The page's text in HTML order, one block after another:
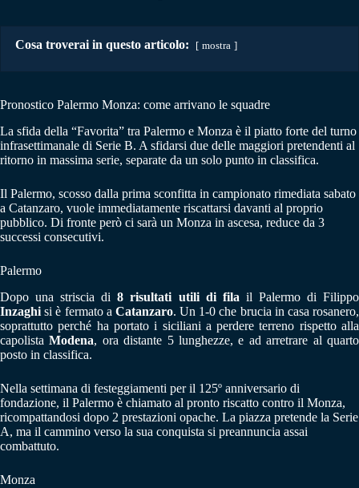
Cosa troverai in questo articolo: mostra
Pronostico Palermo Monza: come arrivano le squadre
La sfida della “Favorita” tra Palermo e Monza è il piatto forte del turno
infrasettimanale di Serie B. A sfidarsi due delle maggiori pretendenti al
ritorno in massima serie, separate da un solo punto in classifica.
Il Palermo, scosso dalla prima sconfitta in campionato rimediata sabato
a Catanzaro, vuole immediatamente riscattarsi davanti al proprio
pubblico. Di fronte però ci sarà un Monza in ascesa, reduce da 3
successi consecutivi.
Palermo
Dopo una striscia di8 risultati utili di fila il Palermo di Filippo
Inzaghisi è fermato a Catanzaro. Un 1-0 che brucia in casa rosanero,
soprattutto perché ha portato i siciliani a perdere terreno rispetto alla
capolistaModena, ora distante 5 lunghezze, e ad arretrare al quarto
posto in classifica.
Nella settimana di festeggiamenti per il 125º anniversario di
fondazione, il Palermo è chiamato al pronto riscatto contro il Monza,
ricompattandosi dopo 2 prestazioni opache. La piazza pretende la Serie
A, ma il cammino verso la sua conquista si preannuncia assai
combattuto.
Monza